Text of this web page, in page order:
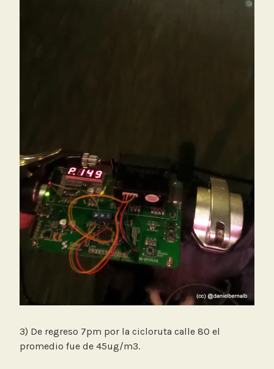
3) De regreso 7pm por la cicloruta calle 80 el
promedio fue de 45ug/m3.